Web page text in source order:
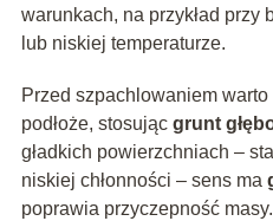
warunkach, na przykład przy
lub niskiej temperaturze.
Przed szpachlowaniem
podłoże, stosując grunt
gładkich powierzchniach –
niskiej chłonności – sens ma
poprawia przyczepność